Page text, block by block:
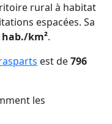
rural à habitat
espacées. Sa
hab./km².
est de796
les